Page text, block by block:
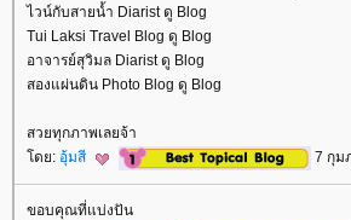
ไวน์กับสายน้ำ Diarist ดู Blog
Tui Laksi Travel Blog ดู Blog
อาจารย์สุวิมล Diarist ดู Blog
สองแผ่นดิน Photo Blog ดู Blog
สวยทุกภาพเลยจ้า
ดย: อุ้มสี 7 กุม
ขอบคุณที่แบ่งปัน